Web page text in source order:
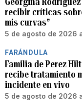
recibir críticas
mis curvas”
5 de agosto de 2026
FARÁNDULA
Familia de Perez
recibe tratamiento
incidente en vivo
5 de agosto de 2026